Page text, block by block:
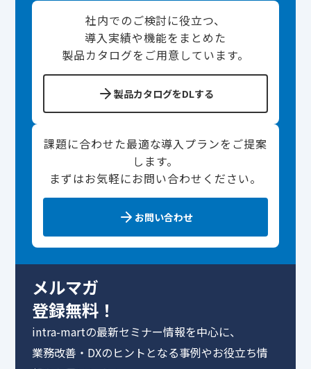
社内でのご検討に役立つ、
導入実績や機能をまとめた
製品カタログをご用意しています。
製品カタログをDLする
課題に合わせた最適な導入プランをご提案
します。
まずはお気軽にお問い合わせください。
お問い合わせ
メルマガ
登録無料！
intra-martの最新セミナー情報を中心に、
業務改善・DXのヒントとなる事例やお役立ち情